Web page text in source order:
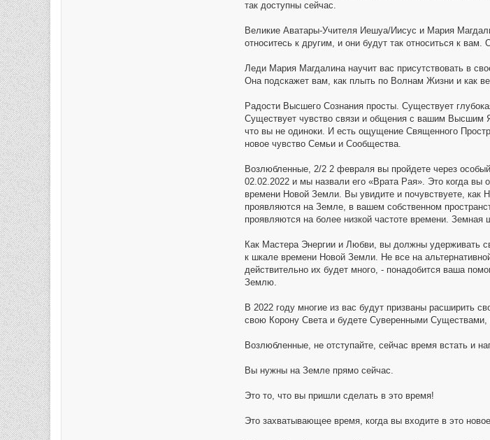
так доступны сейчас.
Великие Аватары-Учителя Иешуа/Иисус и Мария
относитесь к другим, и они будут так относиться к
Леди Мария Магдалина научит вас присутствовать в
Она подскажет вам, как плыть по Волнам Жизни и как
Радости Высшего Сознания просты. Существует
Существует чувство связи и общения с вашим Высшим
что вы не одиноки. И есть ощущение Священного
новое чувство Семьи и Сообщества.
Возлюбленные, 2/2 2 февраля вы пройдете через
02.02.2022 и мы назвали его «Врата Рая». Это когда
времени Новой Земли. Вы увидите и почувствуете,
проявляются на Земле, в вашем собственном
проявляются на более низкой частоте времени.
Как Мастера Энергии и Любви, вы должны удерживать
к шкале времени Новой Земли. Не все на
действительно их будет много, - понадобится ваша
Землю.
В 2022 году многие из вас будут призваны расширить
свою Корону Света и будете Суверенными
Возлюбленные, не отступайте, сейчас время встать и
Вы нужны на Земле прямо сейчас.
Это то, что вы пришли сделать в это время!
Это захватывающее время, когда вы входите в это